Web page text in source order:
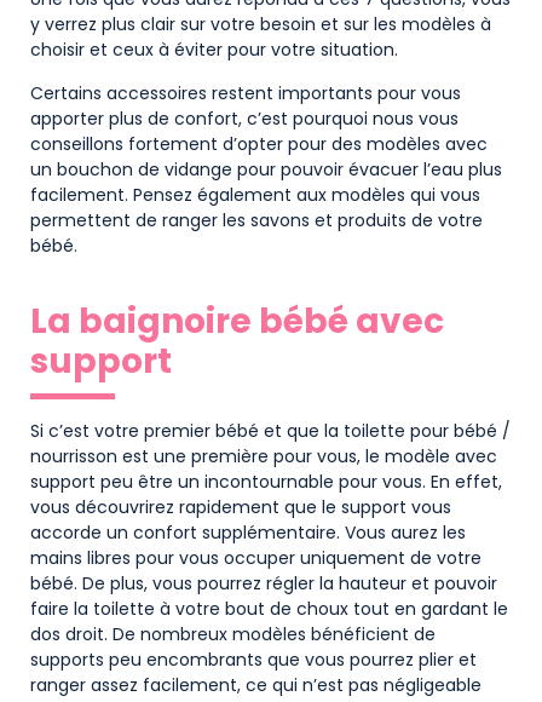
y verrez plus clair sur votre besoin et sur les modèles à
choisir et ceux à éviter pour votre situation.
Certains accessoires restent importants pour vous
apporter plus de confort, c’est pourquoi nous vous
conseillons fortement d’opter pour des modèles avec
un bouchon de vidange pour pouvoir évacuer l’eau plus
facilement. Pensez également aux modèles qui vous
permettent de ranger les savons et produits de votre
bébé.
La baignoire bébé avec
support
Si c’est votre premier bébé et que la toilette pour bébé /
nourrisson est une première pour vous, le modèle avec
support peu être un incontournable pour vous. En effet,
vous découvrirez rapidement que le support vous
accorde un confort supplémentaire. Vous aurez les
mains libres pour vous occuper uniquement de votre
bébé. De plus, vous pourrez régler la hauteur et pouvoir
faire la toilette à votre bout de choux tout en gardant le
dos droit. De nombreux modèles bénéficient de
supports peu encombrants que vous pourrez plier et
ranger assez facilement, ce qui n’est pas négligeable